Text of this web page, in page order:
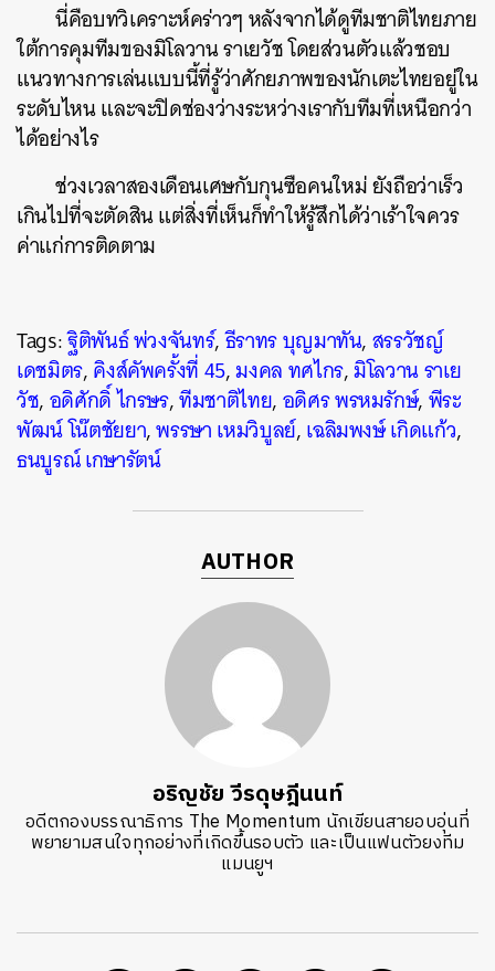
​นี่คือบทวิเคราะห์คร่าวๆ หลังจากได้ดูทีมชาติไทยภาย
ใต้การคุมทีมของมิโลวาน ราเยวัช โดยส่วนตัวแล้วชอบ
แนวทางการเล่นแบบนี้ที่รู้ว่าศักยภาพของนักเตะไทยอยู่ใน
ระดับไหน และจะปิดช่องว่างระหว่างเรากับทีมที่เหนือกว่า
ได้อย่างไร
ช่วงเวลาสองเดือนเศษกับกุนซือคนใหม่ ยังถือว่าเร็ว
เกินไปที่จะตัดสิน แต่สิ่งที่เห็นก็ทำให้รู้สึกได้ว่าเร้าใจควร
ค่าแก่การติดตาม
Tags:ฐิติพันธ์ พ่วงจันทร์,ธีราทร บุญมาทัน,สรรวัชญ์
เดชมิตร,คิงส์คัพครั้งที่ 45,มงคล ทศไกร,มิโลวาน ราเย
วัช,อดิศักดิ์ ไกรษร,ทีมชาติไทย,อดิศร พรหมรักษ์,พีระ
พัฒน์ โน๊ตชัยยา,พรรษา เหมวิบูลย์,เฉลิมพงษ์ เกิดแก้ว,
ธนบูรณ์ เกษารัตน์
AUTHOR
อริญชัย วีรดุษฎีนนท์
อดีตกองบรรณาธิการ The Momentum นักเขียนสายอบอุ่นที่
พยายามสนใจทุกอย่างที่เกิดขึ้นรอบตัว และเป็นแฟนตัวยงทีม
แมนยูฯ